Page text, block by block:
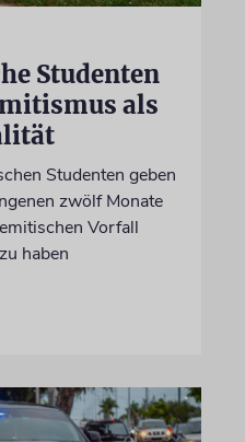
Studenten
als
Studenten geben
zwölf Monate
Vorfall
haben